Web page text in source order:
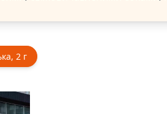
2 г